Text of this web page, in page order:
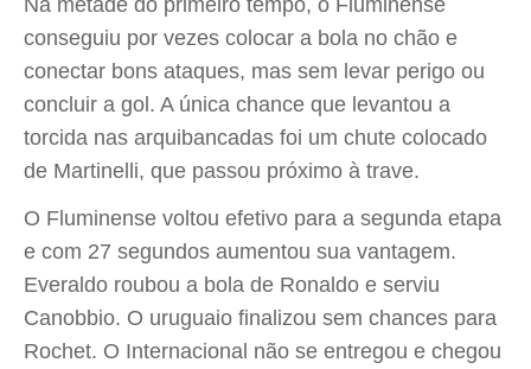
Na metade do primeiro tempo, o Fluminense
conseguiu por vezes colocar a bola no chão e
conectar bons ataques, mas sem levar perigo ou
concluir a gol. A única chance que levantou a
torcida nas arquibancadas foi um chute colocado
de Martinelli, que passou próximo à trave.
O Fluminense voltou efetivo para a segunda etapa
e com 27 segundos aumentou sua vantagem.
Everaldo roubou a bola de Ronaldo e serviu
Canobbio. O uruguaio finalizou sem chances para
Rochet. O Internacional não se entregou e chegou